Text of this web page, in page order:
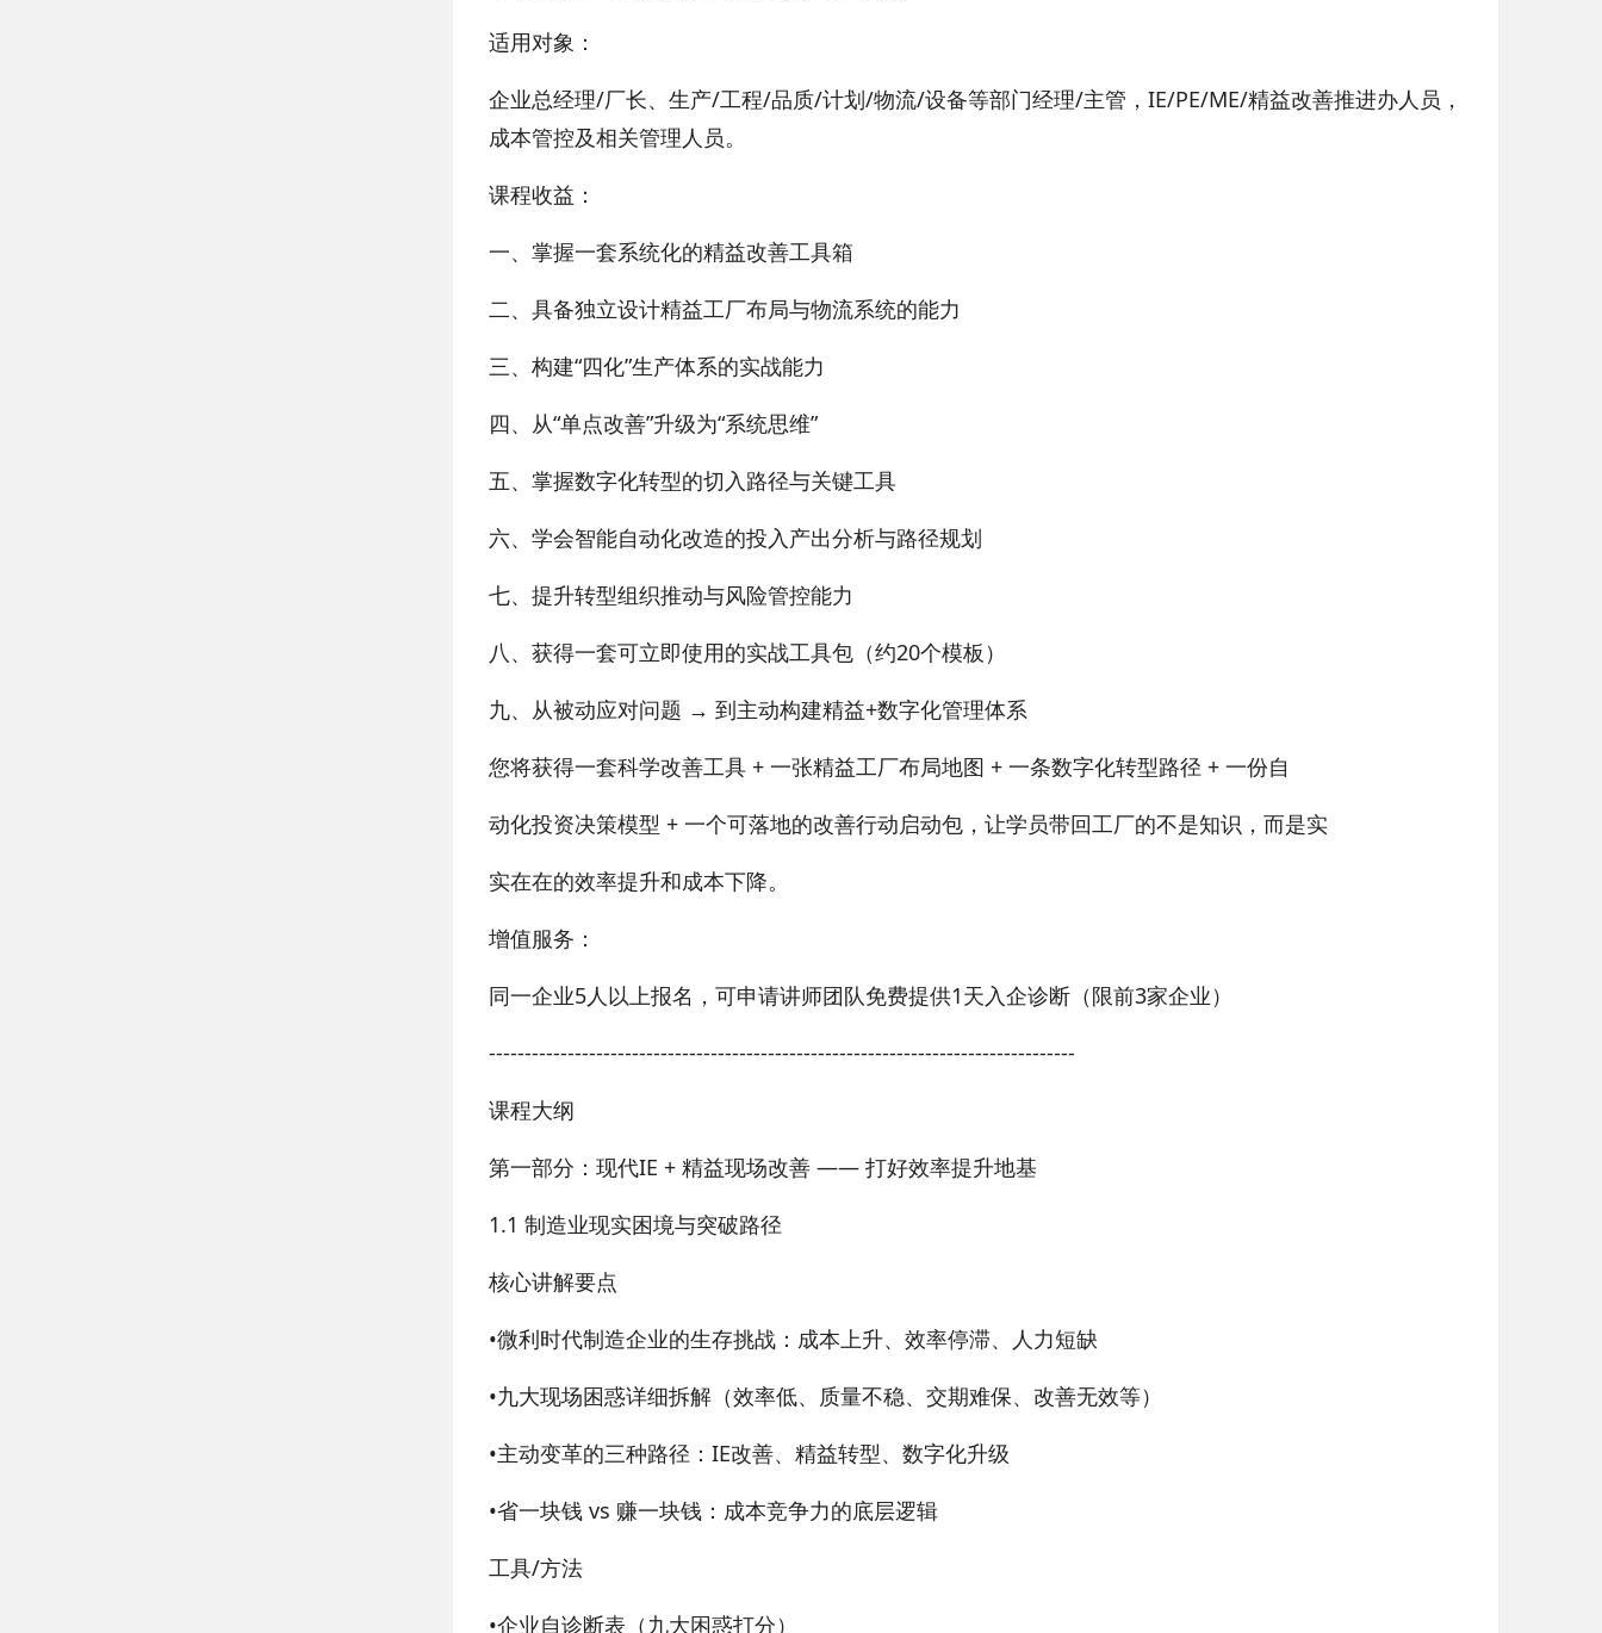
适用对象：
企业总经理/厂长、生产/工程/品质/计划/物流/设备等部门经理/主管，IE/PE/ME/精益改善推进办人员，
成本管控及相关管理人员。
课程收益：
一、掌握一套系统化的精益改善工具箱
二、具备独立设计精益工厂布局与物流系统的能力
三、构建“四化”生产体系的实战能力
四、从“单点改善”升级为“系统思维”
五、掌握数字化转型的切入路径与关键工具
六、学会智能自动化改造的投入产出分析与路径规划
七、提升转型组织推动与风险管控能力
八、获得一套可立即使用的实战工具包（约20个模板）
九、从被动应对问题 → 到主动构建精益+数字化管理体系
您将获得一套科学改善工具 + 一张精益工厂布局地图 + 一条数字化转型路径 + 一份自
动化投资决策模型 + 一个可落地的改善行动启动包，让学员带回工厂的不是知识，而是实
实在在的效率提升和成本下降。
增值服务：
同一企业5人以上报名，可申请讲师团队免费提供1天入企诊断（限前3家企业）
----------------------------------------------------------------------------------
课程大纲
第一部分：现代IE + 精益现场改善 —— 打好效率提升地基
1.1 制造业现实困境与突破路径
核心讲解要点
•微利时代制造企业的生存挑战：成本上升、效率停滞、人力短缺
•九大现场困惑详细拆解（效率低、质量不稳、交期难保、改善无效等）
•主动变革的三种路径：IE改善、精益转型、数字化升级
•省一块钱 vs 赚一块钱：成本竞争力的底层逻辑
工具/方法
•企业自诊断表（九大困惑打分）